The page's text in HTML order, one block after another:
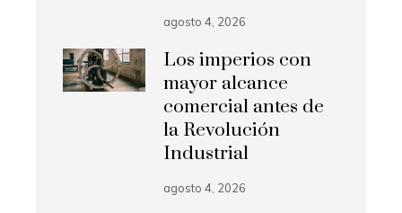
agosto 4, 2026
Los imperios con
mayor alcance
comercial antes de
la Revolución
Industrial
agosto 4, 2026